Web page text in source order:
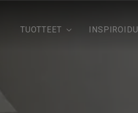
TUOTTEET INSPIROIDU